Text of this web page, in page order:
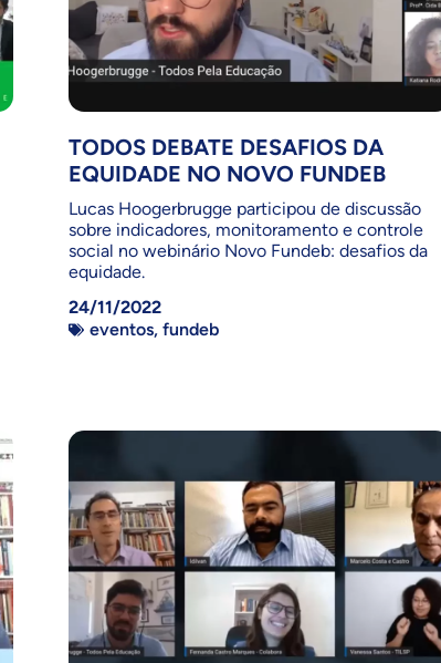
TODOS DEBATE DESAFIOS DA
EQUIDADE NO NOVO FUNDEB
Lucas Hoogerbrugge participou de discussão
sobre indicadores, monitoramento e controle
social no webinário Novo Fundeb: desafios da
equidade.
24/11/2022
eventos, fundeb